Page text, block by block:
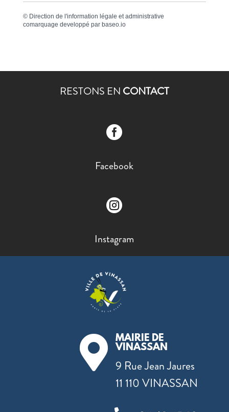
© Direction de l'information légale et administrative
comarquage developpé par baseo.io
RESTONS EN CONTACT

Facebook

Instagram

MAIRIE DE
VINASSAN
9 Rue Jean Jaures
11 110 VINASSAN